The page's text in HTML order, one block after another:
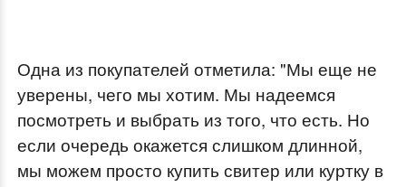
Одна из покупателей отметила: "Мы еще не
уверены, чего мы хотим. Мы надеемся
посмотреть и выбрать из того, что есть. Но
если очередь окажется слишком длинной,
мы можем просто купить свитер или куртку в